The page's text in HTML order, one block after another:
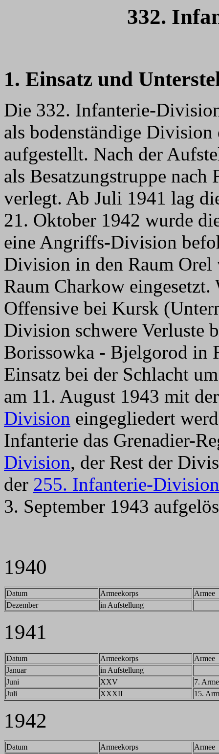
332.
1. Einsatz und
Die 332. Infanterie-
als bodenständige
aufgestellt. Nach der
als Besatzungstruppe
verlegt. Ab Juli 1941 lag
21. Oktober 1942 wurde
eine Angriffs-Division
Division in den Raum
Raum Charkow eingesetzt.
Offensive bei Kursk
Division schwere Verluste
Borissowka - Bjelgorod in
Einsatz bei der Schlacht
am 11. August 1943 mit
Division eingegliedert
Infanterie das Grenadier-
Division, der Rest der
der 255. Infanterie-Division
3. September 1943
1940
Datum Armeekorps
Armee
Dezember
in Aufstellung
1941
Datum Armeekorps
Armee
Januar
in Aufstellung
Juni
XXV
7.
Juli
XXXII 15.
1942
Datum Armeekorps
Armee